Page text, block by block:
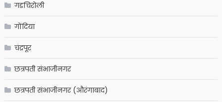
गडचिरोली
गोंदिया
चंद्रपूर
छत्रपती संभाजीनगर
छत्रपती संभाजीनगर (औरंगाबाद)